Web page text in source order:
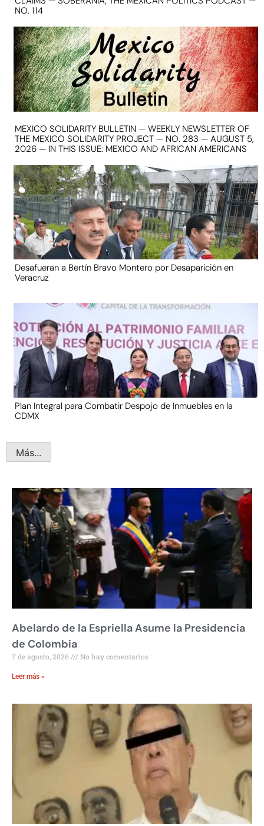
NO. 114
MEXICO SOLIDARITY BULLETIN — WEEKLY NEWSLETTER OF
THE MEXICO SOLIDARITY PROJECT — NO. 283 — AUGUST 5,
2026 — IN THIS ISSUE: MEXICO AND AFRICAN AMERICANS
Desafueran a Bertín Bravo Montero por Desaparición en
Veracruz
Plan Integral para Combatir Despojo de Inmuebles en la
CDMX
Más...
Abelardo de la Espriella Asume la Presidencia
de Colombia
7 de agosto, 2026 No hay comentarios
Leer más »